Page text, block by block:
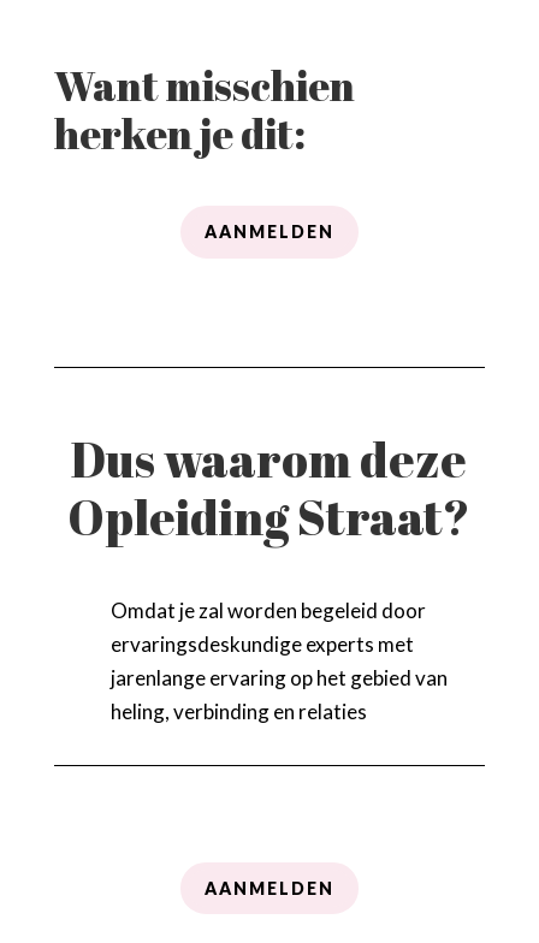
Want misschien
herken je dit:
AANMELDEN
Dus waarom deze
Opleiding Straat?
Omdat je zal worden begeleid door
ervaringsdeskundige experts met
jarenlange ervaring op het gebied van
heling, verbinding en relaties
AANMELDEN